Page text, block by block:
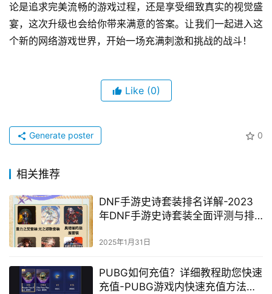
论是追求完美流畅的游戏过程，还是享受细致真实的视觉盛
宴，这次升级也会给你带来满意的答案。让我们一起进入这
个新的网络游戏世界，开始一场充满刺激和挑战的战斗！
Like (0)
0
Generate poster
相关推荐
DNF手游史诗套装排名详解-2023
年DNF手游史诗套装全面评测与排
2025年1月31日
PUBG如何充值？详细教程助您快速
充值-PUBG游戏内快速充值方法详